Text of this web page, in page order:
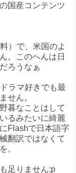
国産コンテンツ
）で、米国のよ
。このへんは日
ろうなぁ
ラマ好きでも最
せん。
暮なことはして
るみたいに綺麗
Flashで日本語字
翻訳ではなくて
。
足りません;p